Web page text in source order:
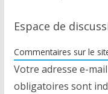
Espace de
Commentaires sur le
Votre adresse e-
obligatoires sont